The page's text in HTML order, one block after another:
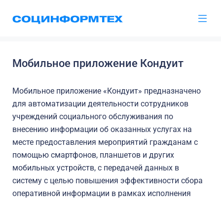
Мобильное приложение Кондуит
Мобильное приложение «Кондуит» предназначено
для автоматизации деятельности сотрудников
учреждений социального обслуживания по
внесению информации об оказанных услугах на
месте предоставления мероприятий гражданам с
помощью смартфонов, планшетов и других
мобильных устройств, с передачей данных в
систему с целью повышения эффективности сбора
оперативной информации в рамках исполнения